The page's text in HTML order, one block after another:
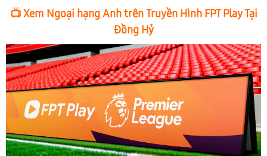
📺 Xem Ngoại hạng Anh trên Truyền Hình FPT Play Tại
Đồng Hỷ